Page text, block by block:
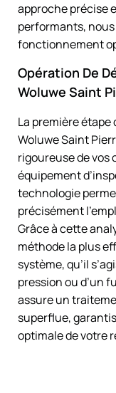
approche précise
performants,
fonctionnement
Opération De
Woluwe Saint
La première
Woluwe Saint
rigoureuse de vos
équipement
technologie
précisément
Grâce à cette
méthode la plus
système, qu’il
pression ou d’un
assure un
superflue,
optimale de votre